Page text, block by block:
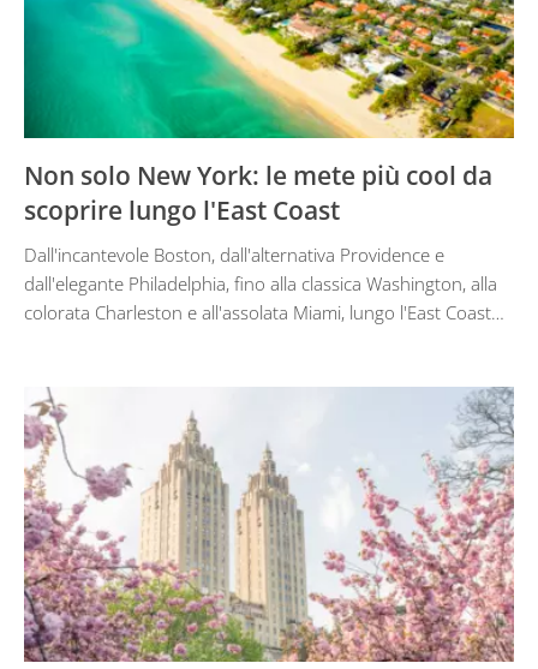
Non solo New York: le mete più cool da
scoprire lungo l'East Coast
Dall'incantevole Boston, dall'alternativa Providence e
dall'elegante Philadelphia, fino alla classica Washington, alla
colorata Charleston e all'assolata Miami, lungo l'East Coast…